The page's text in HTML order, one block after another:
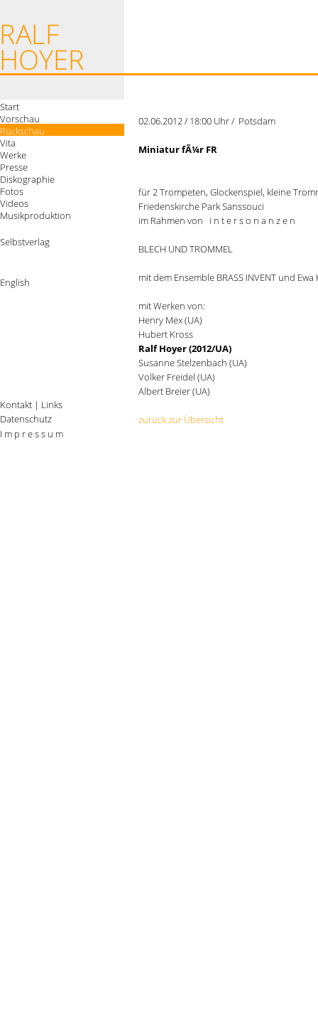
Start
Vorschau
Rückschau
Vita
Werke
Presse
Diskographie
Fotos
Videos
Musikproduktion
Selbstverlag
English
02.06.2012 / 18:00 Uhr / Potsdam
Miniatur fÃ¼r FR
für 2 Trompeten, Glockenspiel, kleine
Friedenskirche Park Sanssouci
im Rahmen von i n t e r s o n a n z e n
BLECH UND TROMMEL
mit dem Ensemble BRASS INVENT und
mit Werken von:
Henry Mex (UA)
Hubert Kross
Ralf Hoyer (2012/UA)
Susanne Stelzenbach (UA)
Volker Freidel (UA)
Albert Breier (UA)
zurück zur Übersicht
Kontakt | Links
Datenschutz
I m p r e s s u m